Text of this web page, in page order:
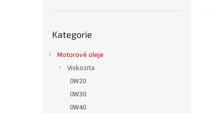
kategorie
Kategorie
Motorové oleje
Viskozita
0W20
0W30
0W40